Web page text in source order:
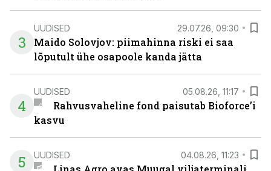
3
UUDISED 29.07.26, 09:30
Maido Solovjov: piimahinna riski ei saa
lõputult ühe osapoole kanda jätta
4
UUDISED 05.08.26, 11:17
Rahvusvaheline fond paisutab Bioforce’i
kasvu
5 UUDISED 04.08.26, 11:23